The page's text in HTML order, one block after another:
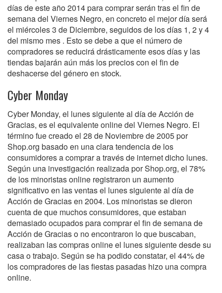
días de este año 2014 para comprar serán tras el fin de
semana del Viernes Negro, en concreto el mejor día será
el miércoles 3 de Diciembre, seguidos de los días 1, 2 y 4
del mismo mes . Esto se debe a que el número de
compradores se reducirá drásticamente esos días y las
tiendas bajarán aún más los precios con el fin de
deshacerse del género en stock.
Cyber Monday
Cyber Monday, el lunes siguiente al día de Acción de
Gracias, es el equivalente online del Viernes Negro. El
término fue creado el 28 de Noviembre de 2005 por
Shop.org basado en una clara tendencia de los
consumidores a comprar a través de internet dicho lunes.
Según una investigación realizada por Shop.org, el 78%
de los minoristas online registraron un aumento
significativo en las ventas el lunes siguiente al día de
Acción de Gracias en 2004. Los minoristas se dieron
cuenta de que muchos consumidores, que estaban
demasiado ocupados para comprar el fin de semana de
Acción de Gracias o no encontraron lo que buscaban,
realizaban las compras online el lunes siguiente desde su
casa o trabajo. Según se ha podido constatar, el 44% de
los compradores de las fiestas pasadas hizo una compra
online.